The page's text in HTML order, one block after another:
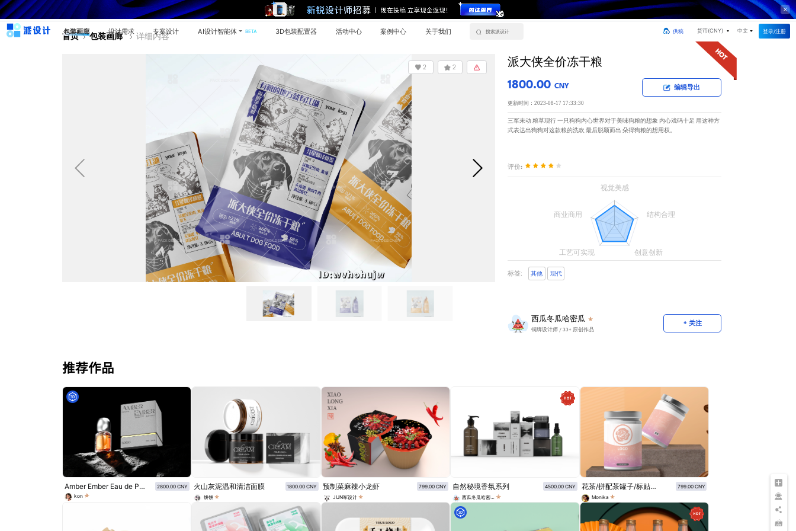
包装画廊 设计需求 专案设计 AI设计智能体 BETA 3D包装配置器 活动中心 案例中心 关于我们 供稿 货币(CNY) 中文 登录/注册
首页 包装画廊 详细内容
2
2 派大侠全价冻干粮
1800.00 CNY 编辑导出
更新时间：2023-08-17 17:33:30
三军未动 粮草现行 一只狗狗内心世界对于美味狗粮的想象 内心戏码十足 用这种方
式表达出狗狗对这款粮的洗欢 最后脱颖而出 朵得狗粮的想用权。
评价:
标签: 其他 现代
西瓜冬瓜哈密瓜
铜牌设计师 / 33+ 原创作品
+ 关注
推荐作品
Amber Ember Eau de Parfum
2800.00 CNY
kon
火山灰泥温和清洁面膜
1800.00 CNY
饼饼
预制菜麻辣小龙虾
799.00 CNY
JUN军设计
自然秘境香氛系列
4500.00 CNY
花茶/拼配茶罐子/标贴设计/玫瑰红茶三角茶包
799.00 CNY
Monika